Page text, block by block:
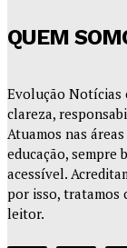
QUEM
Evolução Notícias
clareza,
Atuamos nas
educação, sempre
acessível.
por isso, tratamos
leitor.